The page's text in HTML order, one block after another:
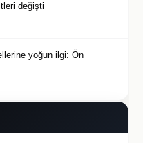
değişti
yoğun ilgi: Ön